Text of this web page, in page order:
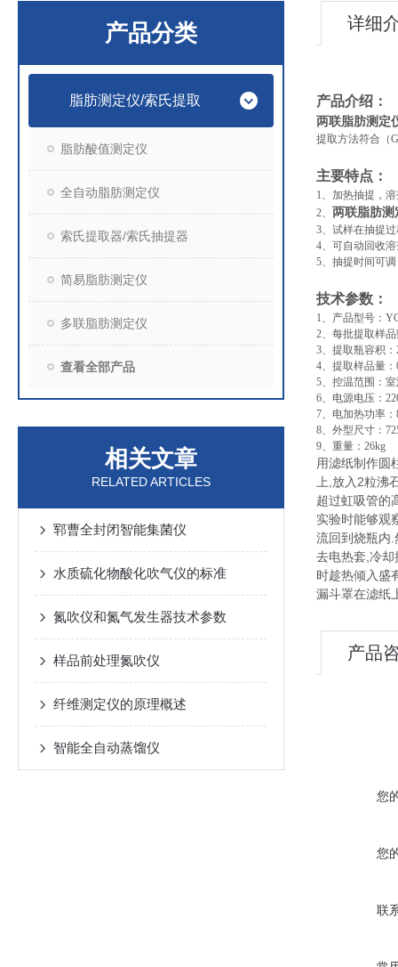
产品分类
脂肪测定仪/索氏提取
脂肪酸值测定仪
全自动脂肪测定仪
索氏提取器/索氏抽提器
简易脂肪测定仪
多联脂肪测定仪
查看全部产品
相关文章
RELATED ARTICLES
郓曹全封闭智能集菌仪
水质硫化物酸化吹气仪的标准
氮吹仪和氮气发生器技术参数
样品前处理氮吹仪
纤维测定仪的原理概述
智能全自动蒸馏仪
详细
产品介绍：
两联脂肪测定
提取方法符合（
主要特点：
1、加热抽提，
2、 两联脂肪测
3、试样在抽提
4、可自动回收
5、抽提时间可
技术参数：
1、产品型号：
2、每批提取样
3、提取瓶容积：
4、提取样品量：
5、控温范围：
6、电源电压：
7、电加热功率：
8、外型尺寸：
9、重量：26kg
用滤纸制作圆
上,放入2粒
超过虹吸管的
实验时能够观
流回到烧瓶内
去电热套,冷
时趁热倾入盛
漏斗罩在滤纸
产品
您
您
联